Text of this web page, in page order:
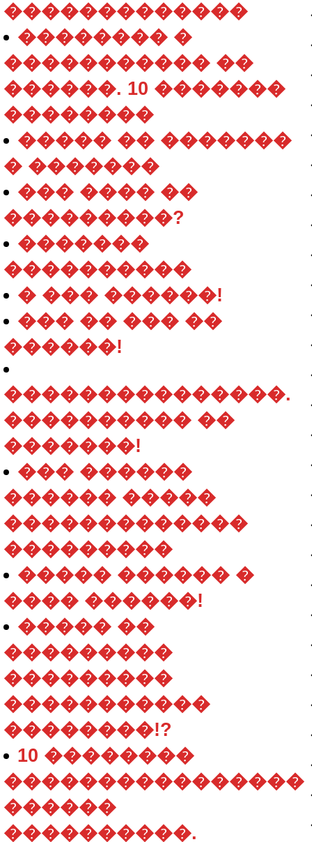
�������������
�������� �
����������� ��
������. 10 �������
��������
����� �� �������
� �������
��� ���� ��
���������?
�������
����������
� ��� ������!
��� �� ��� ��
������!
���������������.
���������� ��
�������!
��� ������
������ �����
�������������
���������
����� ������ �
���� ������!
����� ��
���������
���������
�����������
��������!?
10 ��������
����������������
������
����������.